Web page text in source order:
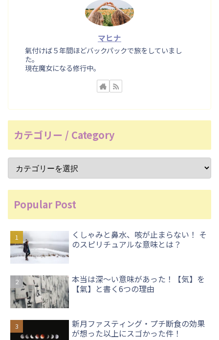
マヒナ
氣付けば５年間ほどバックパックで旅をしていまし
た。
現在魔女になる修行中。
カテゴリー / Category
Popular Post
くしゃみと鼻水、咳が止まらない！ そ
のスピリチュアルな意味とは？
本当は深〜い意味があった！【気】を
【氣】と書く6つの理由
新月ファスティング・プチ断食の効果
が想った以上にスゴかった件！